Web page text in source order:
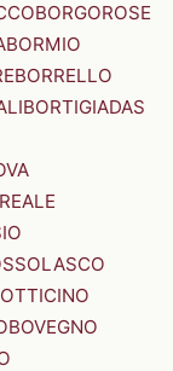
BORGOROSE
BORMIO
BORRELLO
BORTIGIADAS
BOVEGNO